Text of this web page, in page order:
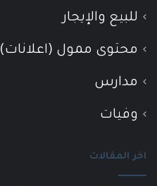
للبيع والإيجار
محتوى ممول (اعلانات)
مدارس
وفيات
اخر المقالات